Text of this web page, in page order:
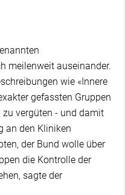
meilenweit auseinander.
wie «Innere
gefassten Gruppen
vergüten - und damit
an den Kliniken
der Bund wolle über
die Kontrolle der
sagte der